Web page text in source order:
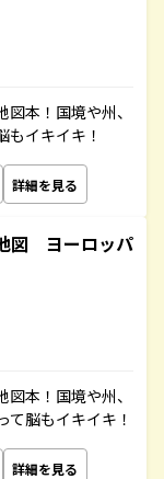
本！国境や州、
イキイキ！
詳細を見る
図 ヨーロッパ
本！国境や州、
脳もイキイキ！
詳細を見る